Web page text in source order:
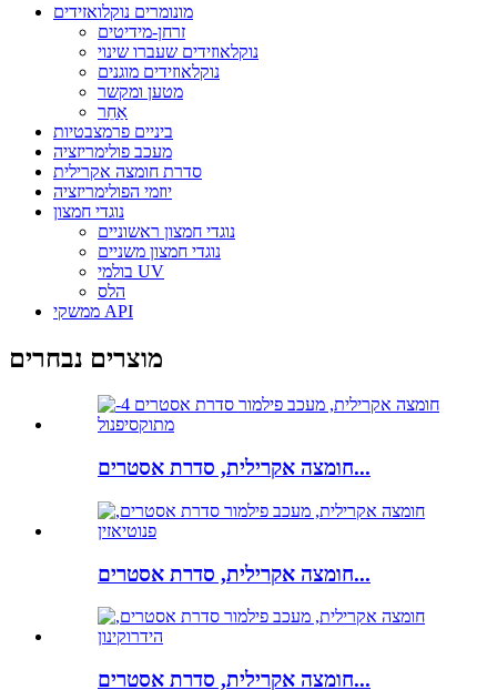
מונומרים נוקלואזידים
זרחן-מידיטים
נוקלאוזידים שעברו שינוי
נוקלאוזידים מוגנים
מטען ומקשר
אַחֵר
ביניים פרמצבטיות
מעכב פולימריזציה
סדרת חומצה אקרילית
יוזמי הפולימריזציה
נוגדי חמצון
נוגדי חמצון ראשוניים
נוגדי חמצון משניים
בולמי UV
הלס
ממשקי API
מוצרים נבחרים
חומצה אקרילית, סדרת אסטרים...
חומצה אקרילית, סדרת אסטרים...
חומצה אקרילית, סדרת אסטרים...